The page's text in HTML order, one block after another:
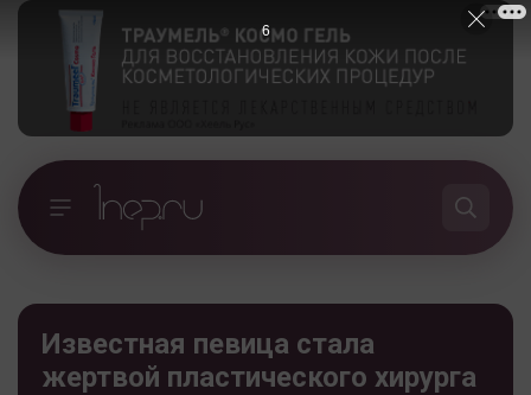
Известная певица стала
жертвой пластического хирурга
5